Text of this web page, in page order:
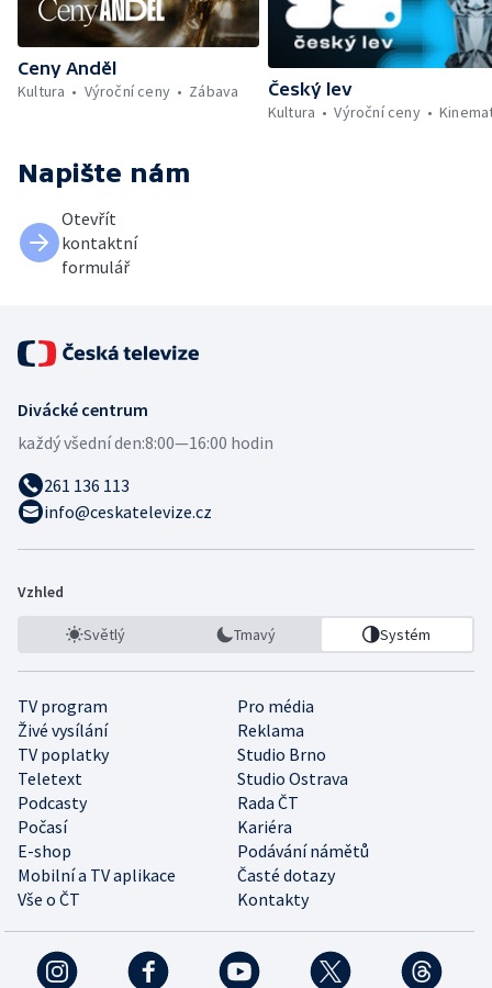
Ceny Anděl
Kultura
Výroční ceny Zábava
Český lev
Kultura
Výroční ceny
Napište nám
Otevřít
kontaktní
formulář
Divácké centrum
každý všední den:8:00—16:00 hodin
261 136 113
info@ceskatelevize.cz
Vzhled
Světlý Tmavý Systém
TV program
Pro média
Živé vysílání
Reklama
TV poplatky
Studio Brno
Teletext
Studio Ostrava
Podcasty
Rada ČT
Počasí
Kariéra
E-shop
Podávání námětů
Mobilní a TV aplikace
Časté dotazy
Vše o ČT
Kontakty